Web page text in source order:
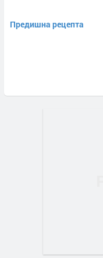
Предишна рецепта